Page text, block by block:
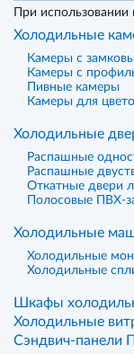
При
Холодильные
Камеры с
Камеры с
Пивные камеры
Камеры для
Холодильные
Распашные
Распашные
Откатные двери
Полосовые ПВХ-
Холодильные
Холодильные
Холодильные
Шкафы
Холодильные
Сэндвич-панели